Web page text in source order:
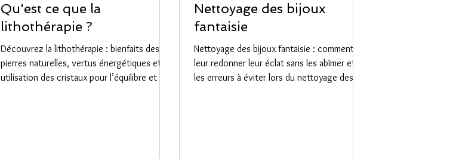
Qu'est ce que la
lithothérapie ?
Découvrez la lithothérapie : bienfaits des
pierres naturelles, vertus énergétiques et
utilisation des cristaux pour l’équilibre et le
Nettoyage des bijoux
fantaisie
Nettoyage des bijoux fantaisie : comment
leur redonner leur éclat sans les abîmer et
les erreurs à éviter lors du nettoyage des